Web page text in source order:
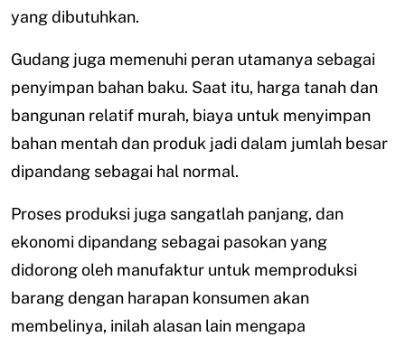
yang dibutuhkan.
Gudang juga memenuhi peran utamanya sebagai
penyimpan bahan baku. Saat itu, harga tanah dan
bangunan relatif murah, biaya untuk menyimpan
bahan mentah dan produk jadi dalam jumlah besar
dipandang sebagai hal normal.
Proses produksi juga sangatlah panjang, dan
ekonomi dipandang sebagai pasokan yang
didorong oleh manufaktur untuk memproduksi
barang dengan harapan konsumen akan
membelinya, inilah alasan lain mengapa